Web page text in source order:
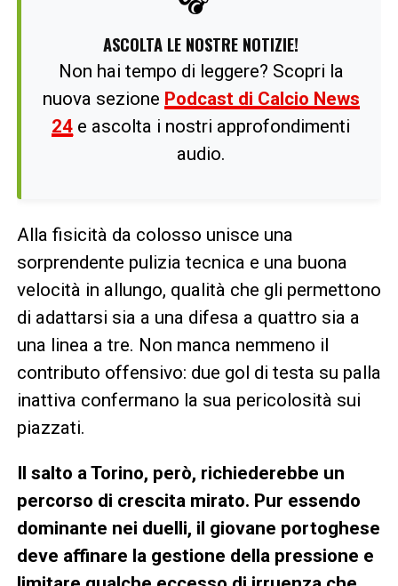
ASCOLTA LE NOSTRE NOTIZIE!
Non hai tempo di leggere? Scopri la
nuova sezione Podcast di Calcio News
24 e ascolta i nostri approfondimenti
audio.
Alla fisicità da colosso unisce una
sorprendente pulizia tecnica e una buona
velocità in allungo, qualità che gli permettono
di adattarsi sia a una difesa a quattro sia a
una linea a tre. Non manca nemmeno il
contributo offensivo: due gol di testa su palla
inattiva confermano la sua pericolosità sui
piazzati.
Il salto a Torino, però, richiederebbe un
percorso di crescita mirato. Pur essendo
dominante nei duelli, il giovane portoghese
deve affinare la gestione della pressione e